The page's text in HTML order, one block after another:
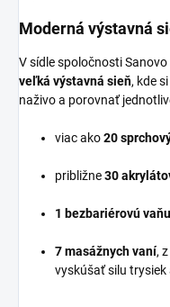
Moderná výstavná
V sídle spoločnosti
veľká výstavná sieň, kde
naživo a porovnať
viac ako20
približne30
1 bezbariérovú vaňu
7 masážnych vaní,
vyskúšať silu trysiek